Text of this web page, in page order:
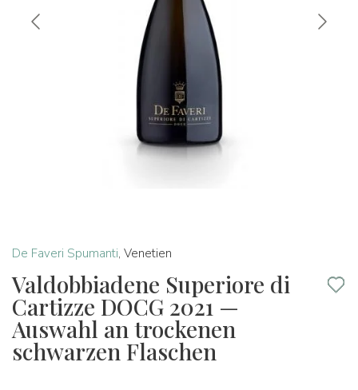
De Faveri Spumanti, Venetien
Valdobbiadene Superiore di
Cartizze DOCG 2021 —
Auswahl an trockenen
schwarzen Flaschen